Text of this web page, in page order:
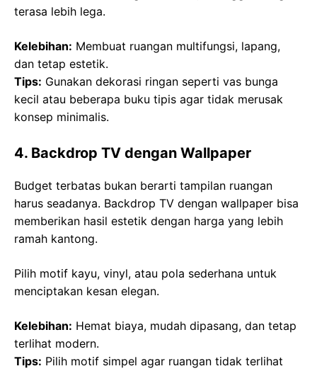
terasa lebih lega.
Kelebihan: Membuat ruangan multifungsi, lapang,
dan tetap estetik.
Tips: Gunakan dekorasi ringan seperti vas bunga
kecil atau beberapa buku tipis agar tidak merusak
konsep minimalis.
4. Backdrop TV dengan Wallpaper
Budget terbatas bukan berarti tampilan ruangan
harus seadanya. Backdrop TV dengan wallpaper bisa
memberikan hasil estetik dengan harga yang lebih
ramah kantong.
Pilih motif kayu, vinyl, atau pola sederhana untuk
menciptakan kesan elegan.
Kelebihan: Hemat biaya, mudah dipasang, dan tetap
terlihat modern.
Tips: Pilih motif simpel agar ruangan tidak terlihat